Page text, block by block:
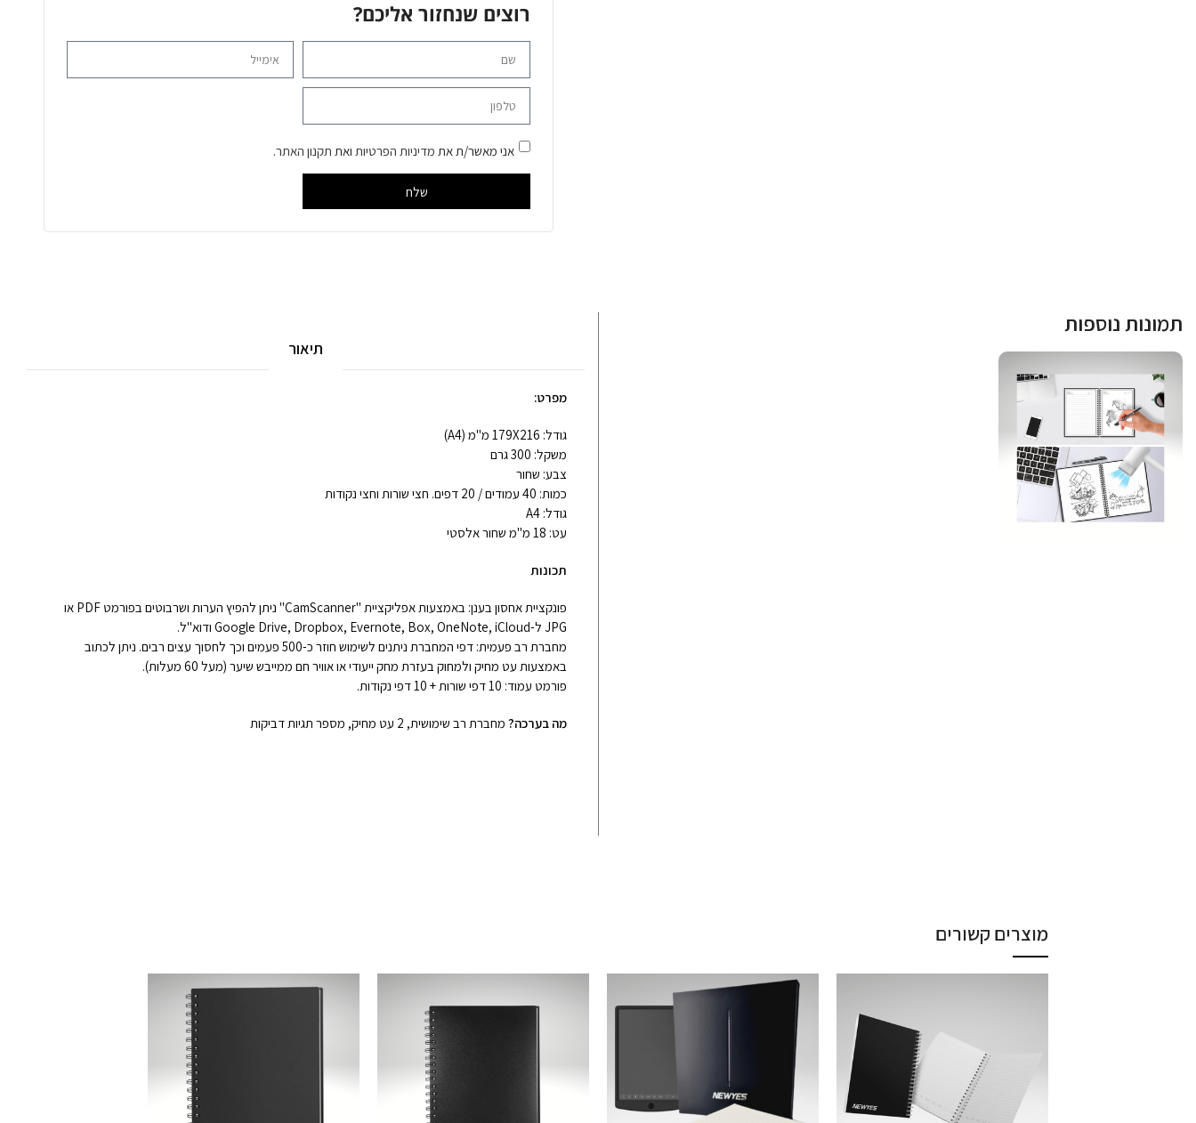
רוצים שנחזור אליכם?
אני מאשר/ת את מדיניות הפרטיות ואת תקנון האתר.
שלח
תמונות נוספות
תיאור
מפרט:
גודל: 179X216 מ"מ (A4)
משקל: 300 גרם
צבע: שחור
כמות: 40 עמודים / 20 דפים. חצי שורות וחצי נקודות
גודל: A4
עט: 18 מ"מ שחור אלסטי
תכונות
פונקציית אחסון בענן: באמצעות אפליקציית "CamScanner" ניתן להפיץ הערות ושרבוטים בפורמט PDF או
JPG ל-Google Drive, Dropbox, Evernote, Box, OneNote, iCloud ודוא"ל.
מחברת רב פעמית: דפי המחברת ניתנים לשימוש חוזר כ-500 פעמים וכך לחסוך עצים רבים. ניתן לכתוב
באמצעות עט מחיק ולמחוק בעזרת מחק ייעודי או אוויר חם ממייבש שיער (מעל 60 מעלות).
פורמט עמוד: 10 דפי שורות + 10 דפי נקודות.
מה בערכה? מחברת רב שימושית, 2 עט מחיק, מספר תגיות דביקות
מוצרים קשורים